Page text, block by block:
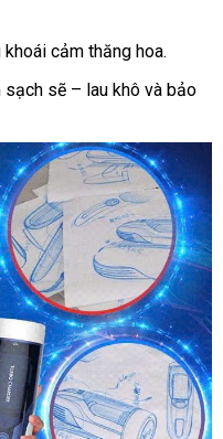
khoái cảm thăng hoa.
sạch sẽ – lau khô và bảo